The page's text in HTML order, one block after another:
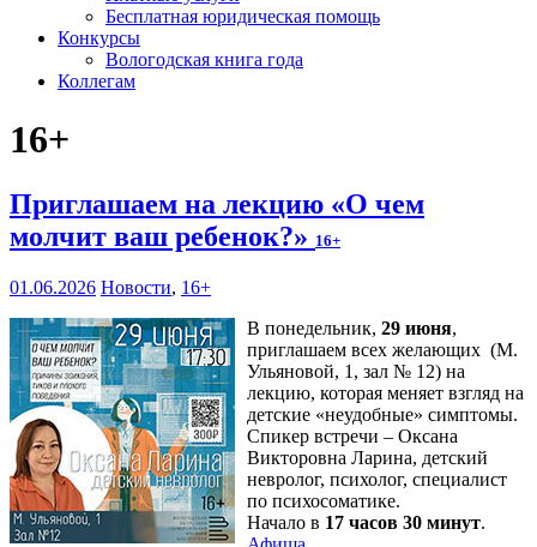
Бесплатная юридическая помощь
Конкурсы
Вологодская книга года
Коллегам
16+
Приглашаем на лекцию «О чем
молчит ваш ребенок?» 16+
01.06.2026 Новости, 16+
В понедельник, 29 июня,
приглашаем всех желающих (М.
Ульяновой, 1, зал № 12) на
лекцию, которая меняет взгляд на
детские «неудобные» симптомы.
Спикер встречи – Оксана
Викторовна Ларина, детский
невролог, психолог, специалист
по психосоматике.
Начало в 17 часов 30 минут.